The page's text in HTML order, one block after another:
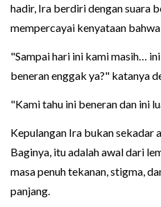
hadir, Ira berdiri dengan suara
mempercayai kenyataan
"Sampai hari ini kami masih…
beneran enggak ya?" katanya
"Kami tahu ini beneran dan ini
Kepulangan Ira bukan sekadar
Baginya, itu adalah awal dari
masa penuh tekanan, stigma,
panjang.